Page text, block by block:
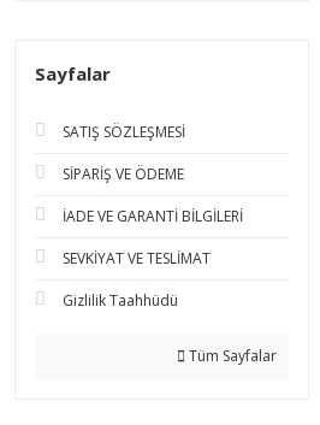
Sayfalar
SATIŞ SÖZLEŞMESİ
SİPARİŞ VE ÖDEME
İADE VE GARANTİ BİLGİLERİ
SEVKİYAT VE TESLİMAT
Gizlilik Taahhüdü
Tüm Sayfalar